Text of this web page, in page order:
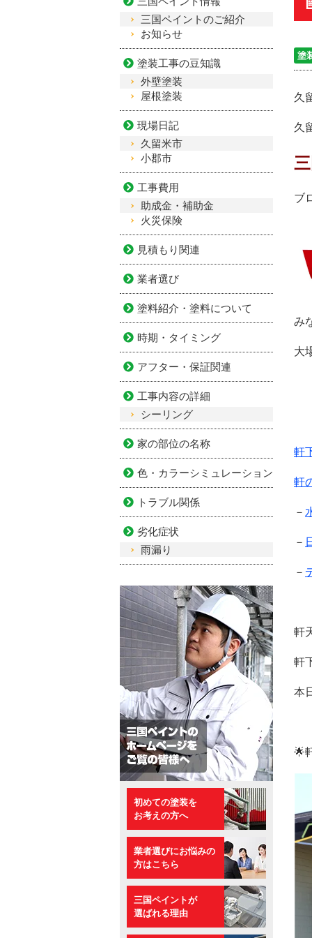
塗
久
久
ブ
み
大
軒
軒
－
－
－
軒
軒
本
🌟
三国ペイントのご紹介
お知らせ
塗装工事の豆知識
外壁塗装
屋根塗装
現場日記
久留米市
小郡市
工事費用
助成金・補助金
火災保険
見積もり関連
業者選び
塗料紹介・塗料について
時期・タイミング
アフター・保証関連
工事内容の詳細
シーリング
家の部位の名称
色・カラーシミュレーション
トラブル関係
劣化症状
雨漏り
初めての塗装を
お考えの方へ
業者選びにお悩みの
方はこちら
三国ペイントが
選ばれる理由